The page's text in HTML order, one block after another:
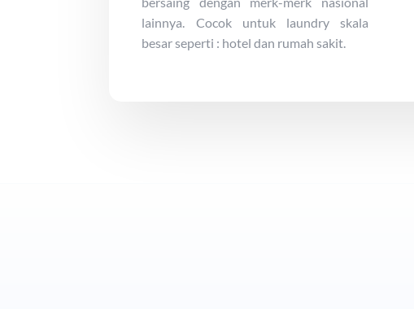
lainnya. Cocok untuk laundry skala
besar seperti : hotel dan rumah sakit.